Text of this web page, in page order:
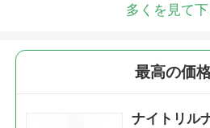
多くを見て
最高の価
ナイトリル